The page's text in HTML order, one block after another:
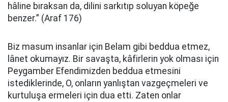
hâline bıraksan da, dilini sarkıtıp soluyan köpeğe
benzer.” (Araf 176)
Biz masum insanlar için Belam gibi beddua etmez,
lânet okumayız. Bir savaşta, kâfirlerin yok olması için
Peygamber Efendimizden beddua etmesini
istediklerinde, O, onların yanlıştan vazgeçmeleri ve
kurtuluşa ermeleri için dua etti. Zaten onlar